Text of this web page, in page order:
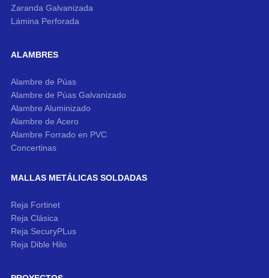
Zaranda Galvanizada
Lámina Perforada
ALAMBRES
Alambre de Púas
Alambre de Púas Galvanizado
Alambre Aluminizado
Alambre de Acero
Alambre Forrado en PVC
Concertinas
MALLAS METÁLICAS SOLDADAS
Reja Fortinet
Reja Clásica
Reja SecuryPLus
Reja Dible Hilo